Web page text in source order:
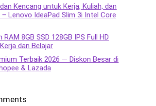
Kencang untuk Kerja, Kuliah, dan
Lenovo IdeaPad Slim 3i Intel Core
8GB SSD 128GB IPS Full HD
dan Belajar
Terbaik 2026 — Diskon Besar di
& Lazada